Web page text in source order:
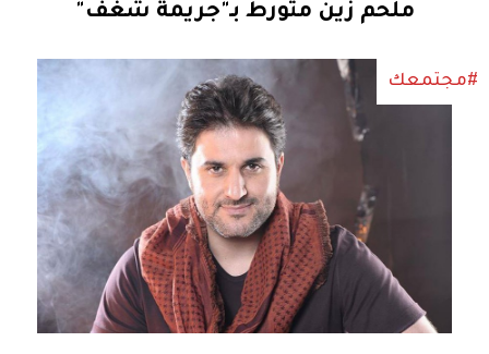
ملحم زين متورط بـ"جريمة شغف"
#مجتمعك